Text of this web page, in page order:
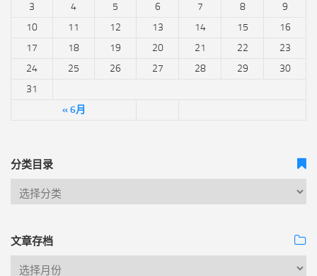
« 6月
3
4 5 6 7 8
9
10
11 12 13 14 15
16
17
18 19 20 21 22
23
24
25 26 27 28 29
30
31
分类目录
文章存档